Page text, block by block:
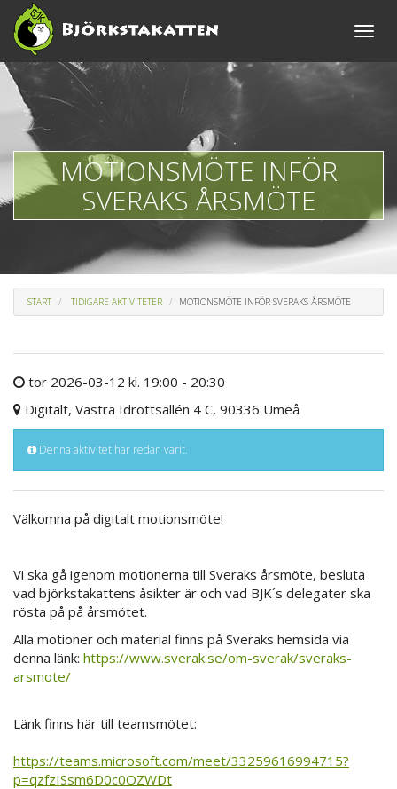
Toggle
MOTIONSMÖTE INFÖR
SVERAKS ÅRSMÖTE
START TIDIGARE AKTIVITETER MOTIONSMÖTE INFÖR SVERAKS ÅRSMÖTE
tor 2026-03-12 kl. 19:00 - 20:30
Digitalt, Västra Idrottsallén 4 C, 90336 Umeå
Denna aktivitet har redan varit.
Välkomna på digitalt motionsmöte!
Vi ska gå igenom motionerna till Sveraks årsmöte, besluta
vad björkstakattens åsikter är och vad BJK´s delegater ska
rösta på på årsmötet.
Alla motioner och material finns på Sveraks hemsida via
denna länk: https://www.sverak.se/om-sverak/sveraks-
arsmote/
Länk finns här till teamsmötet:
https://teams.microsoft.com/meet/33259616994715?
p=qzfzISsm6D0c0OZWDt